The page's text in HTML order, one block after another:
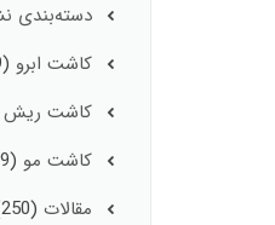
دسته‌بندی
کاشت ابرو (79)
کاشت ریش
کاشت مو (109)
مقالات (250)